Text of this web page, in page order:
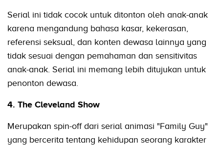
Serial ini tidak cocok untuk ditonton oleh anak-anak
karena mengandung bahasa kasar, kekerasan,
referensi seksual, dan konten dewasa lainnya yang
tidak sesuai dengan pemahaman dan sensitivitas
anak-anak. Serial ini memang lebih ditujukan untuk
penonton dewasa.
4. The Cleveland Show
Merupakan spin-off dari serial animasi "Family Guy"
yang bercerita tentang kehidupan seorang karakter